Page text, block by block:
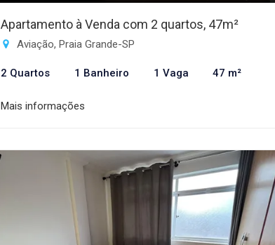
Apartamento à Venda com 2 quartos, 47m²
Aviação, Praia Grande-SP
2 Quartos 1 Banheiro 1 Vaga 47 m²
Mais informações